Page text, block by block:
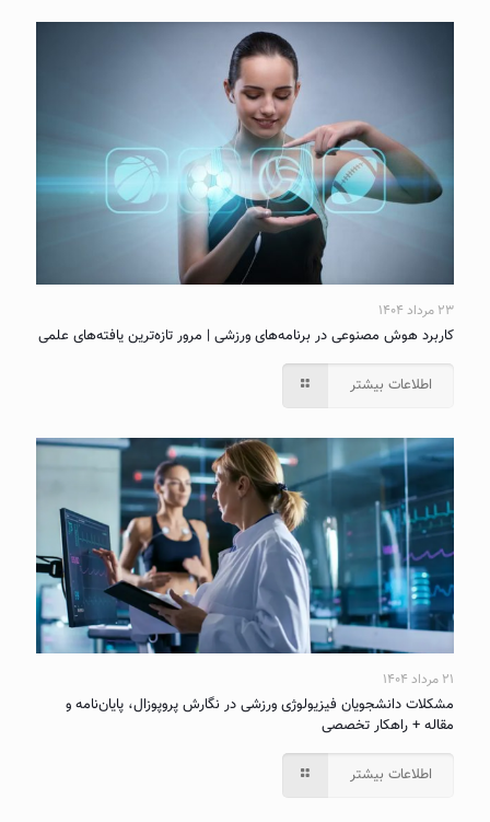
۲۳ مرداد ۱۴۰۴
کاربرد هوش مصنوعی در برنامه‌های ورزشی | مرور تازه‌ترین یافته‌های علمی
اطلاعات بیشتر
۲۱ مرداد ۱۴۰۴
مشکلات دانشجویان فیزیولوژی ورزشی در نگارش پروپوزال، پایان‌نامه و
مقاله + راهکار تخصصی
اطلاعات بیشتر